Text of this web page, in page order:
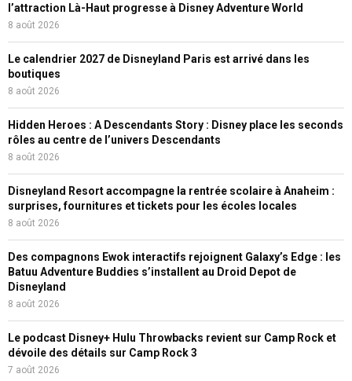
l’attraction Là-Haut progresse à Disney Adventure World
8 août 2026
Le calendrier 2027 de Disneyland Paris est arrivé dans les
boutiques
8 août 2026
Hidden Heroes : A Descendants Story : Disney place les seconds
rôles au centre de l’univers Descendants
8 août 2026
Disneyland Resort accompagne la rentrée scolaire à Anaheim :
surprises, fournitures et tickets pour les écoles locales
8 août 2026
Des compagnons Ewok interactifs rejoignent Galaxy’s Edge : les
Batuu Adventure Buddies s’installent au Droid Depot de
Disneyland
8 août 2026
Le podcast Disney+ Hulu Throwbacks revient sur Camp Rock et
dévoile des détails sur Camp Rock 3
7 août 2026